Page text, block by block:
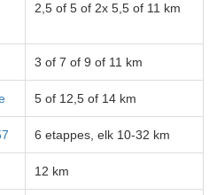
2,5 of 5 of 2x 5,5 of 11 km
3 of 7 of 9 of 11 km
5 of 12,5 of 14 km
6 etappes, elk 10-32 km
12 km